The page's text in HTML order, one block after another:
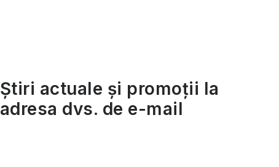
r
o
Știri actuale și promoții la
adresa dvs. de e-mail